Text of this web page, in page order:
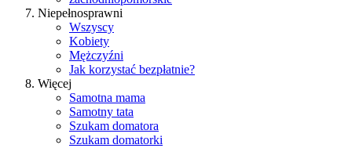
Niepełnosprawni
Wszyscy
Kobiety
Mężczyźni
Jak korzystać bezpłatnie?
Więcej
Samotna mama
Samotny tata
Szukam domatora
Szukam domatorki